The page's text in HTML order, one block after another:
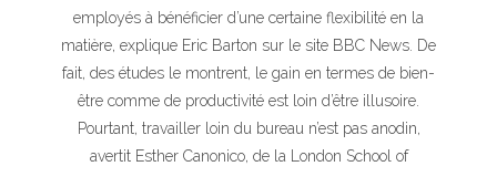
employés à bénéficier d’une certaine flexibilité en la
matière, explique Eric Barton sur le site BBC News. De
fait, des études le montrent, le gain en termes de bien-
être comme de productivité est loin d’être illusoire.
Pourtant, travailler loin du bureau n’est pas anodin,
avertit Esther Canonico, de la London School of